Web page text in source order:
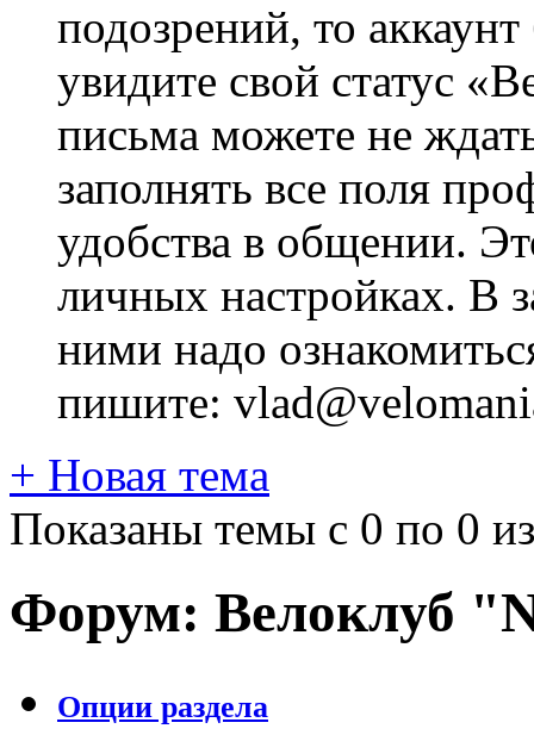
подозрений, то
увидите свой статус
письма можете не
заполнять все поля
удобства в общении.
личных настройках. В
ними надо
пишите:
+ Новая тема
Показаны темы с 0 по 0
Форум: Велоклуб
Опции раздела